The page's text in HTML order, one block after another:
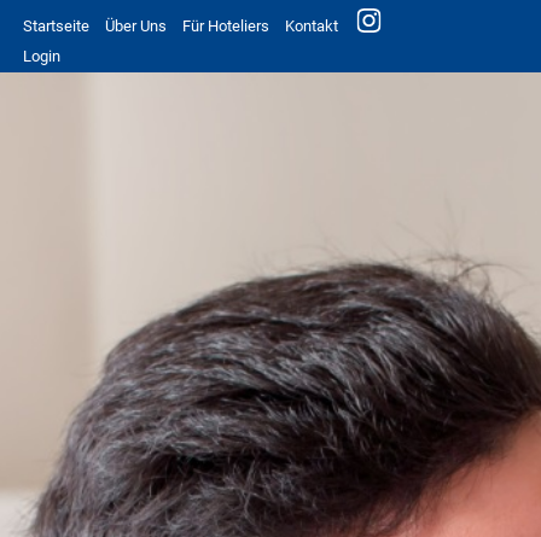
Startseite Über Uns Für Hoteliers
Kontakt
Login